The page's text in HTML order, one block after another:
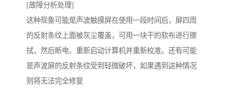
[故障分析处理]
这种现象可能是声波触摸屏在使用一段时间后，屏四周
的反射条纹上面被灰尘覆盖，可用一块干的软布进行擦
拭，然后断电、重新启动计算机并重新校准。还有可能
是声波屏的反射条纹受到轻微破坏，如果遇到这种情况
则将无法完全修复